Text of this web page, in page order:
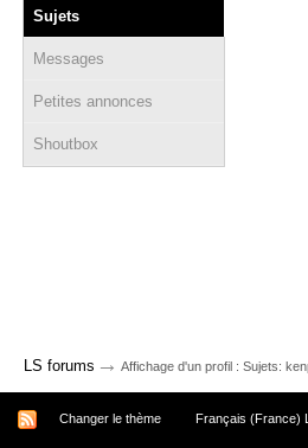
Sujets
Messages
Petites annonces
Shoutbox
LS forums → Affichage d'un profil : Sujets:
Changer le thème Français (France)